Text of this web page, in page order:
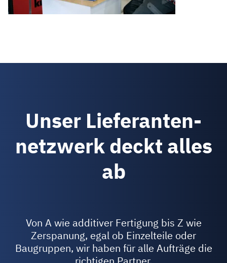
Unser Lieferanten­
netzwerk deckt alles
ab
Von A wie additiver Fertigung bis Z wie
Zerspanung, egal ob Einzelteile oder
Baugruppen, wir haben für alle Aufträge die